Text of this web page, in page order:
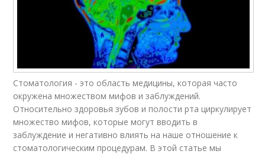
Стоматология - это область медицины, которая часто
окружена множеством мифов и заблуждений.
Относительно здоровья зубов и полости рта циркулирует
множество мифов, которые могут вводить в
заблуждение и негативно влиять на наше отношение к
стоматологическим процедурам. В этой статье мы